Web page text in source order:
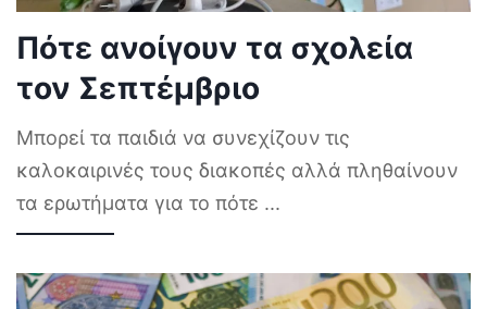
Πότε ανοίγουν τα σχολεία
τον Σεπτέμβριο
Μπορεί τα παιδιά να συνεχίζουν τις
καλοκαιρινές τους διακοπές αλλά πληθαίνουν
τα ερωτήματα για το πότε ...